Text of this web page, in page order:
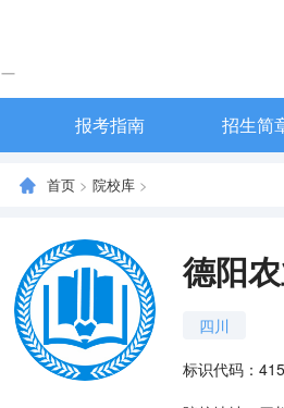
报考指南 招生简
首页 > 院校库 >
德阳
四川
标识代码：